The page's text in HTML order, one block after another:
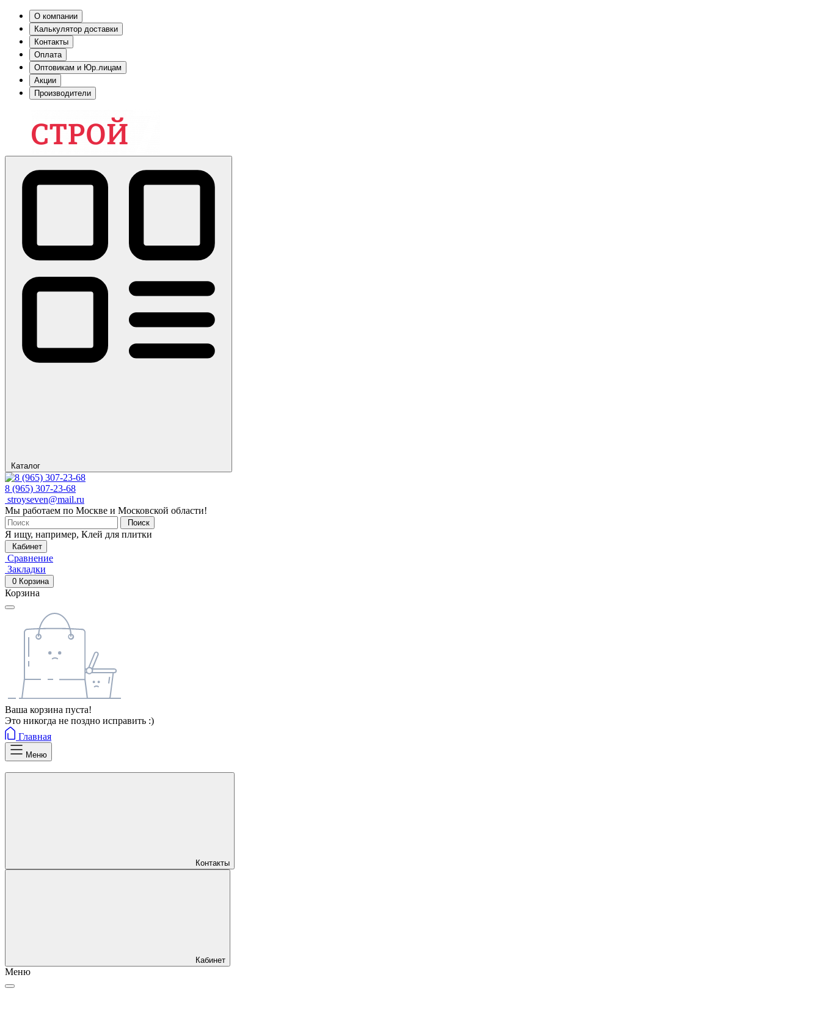
О компании
Калькулятор доставки
Контакты
Оплата
Оптовикам и Юр.лицам
Акции
Производители
Каталог
8 (965) 307-23-68
stroyseven@mail.ru
Мы работаем по Москве и Московской области!
Поиск
Я ищу, например, Клей для плитки
Кабинет
Сравнение
Закладки
0 Корзина
Корзина
Ваша корзина пуста!
Это никогда не поздно исправить :)
Главная
Меню
Контакты
Кабинет
Меню